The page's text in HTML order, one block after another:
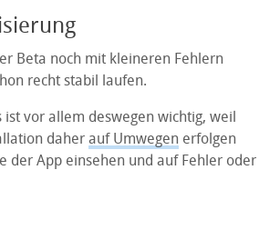
Beta noch mit kleineren Fehlern
recht stabil laufen.
vor allem deswegen wichtig, weil
daher auf Umwegenerfolgen
der App einsehen und auf Fehler oder